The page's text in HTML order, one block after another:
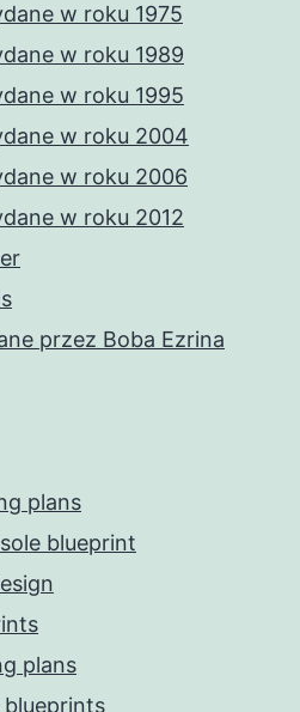
w roku 1975
w roku 1989
w roku 1995
w roku 2004
w roku 2006
w roku 2012
przez Boba Ezrina
plans
blueprint
plans
blueprints